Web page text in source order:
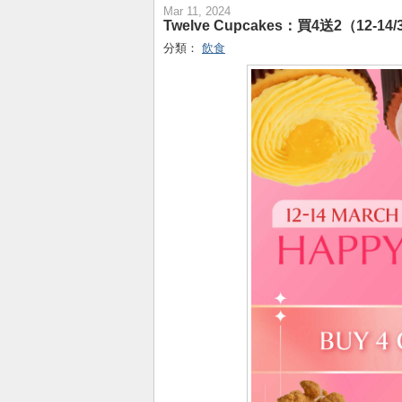
Mar 11, 2024
Twelve Cupcakes：買4送2（12-14/
分類： 飲食